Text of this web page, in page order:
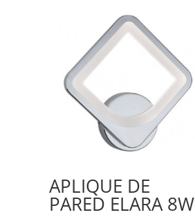
APLIQUE DE
PARED ELARA 8W